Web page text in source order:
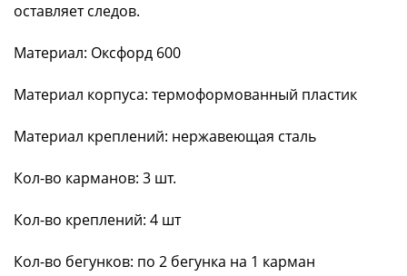
оставляет следов.
Материал: Оксфорд 600
Материал корпуса: термоформованный пластик
Материал креплений: нержавеющая сталь
Кол-во карманов: 3 шт.
Кол-во креплений: 4 шт
Кол-во бегунков: по 2 бегунка на 1 карман